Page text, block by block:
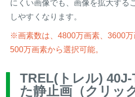
にくい画像でも、画像を拡大する
しやすくなります。
※画素数は、4800万画素、3600万
500万画素から選択可能。
TREL(トレル)
た静止画（クリッ